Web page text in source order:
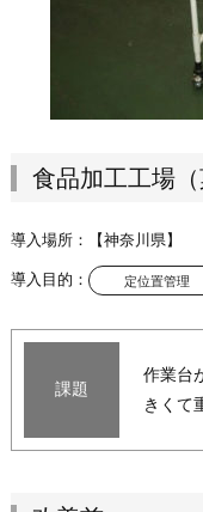
食品加工工場
導入場所： 【神奈川県】
導入目的： 定位置管理
課題
作業台
きくて